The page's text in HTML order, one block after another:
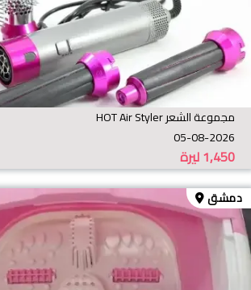
مجموعة الشعر HOT Air Styler
05-08-2026
ليرة1,450
دمشق